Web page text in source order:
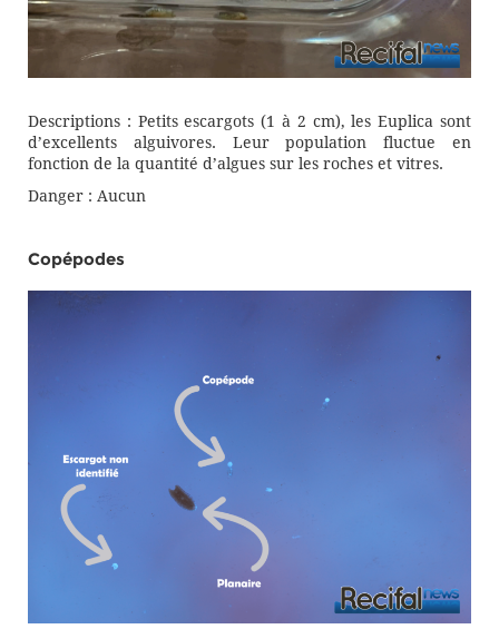
Descriptions : Petits escargots (1 à 2 cm), les Euplica sont
d’excellents alguivores. Leur population fluctue en
fonction de la quantité d’algues sur les roches et vitres.
Danger : Aucun
Copépodes